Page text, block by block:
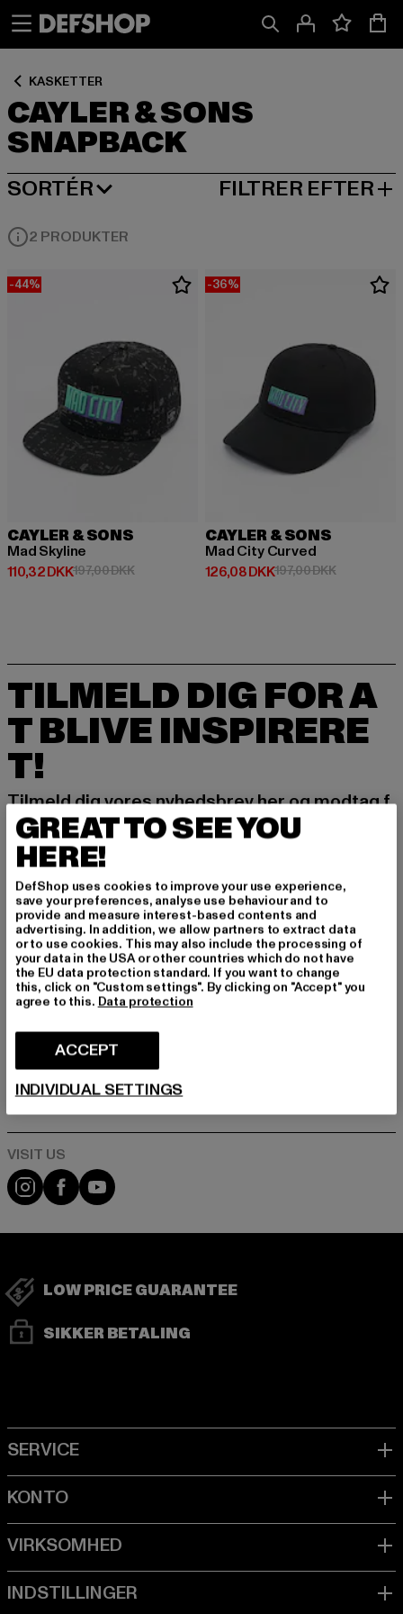
KASKETTER
CAYLER & SONS
SNAPBACK
SORTÉR
MEST POPULÆRE FILTRER EFTER
2 PRODUKTER
-44%
CAYLER & SONS
Mad Skyline
110,32 DKK
Nuværende pris: 110,32 DKK
197,00 DKKKampagnepris: 197,00 DKK
-36%
CAYLER & SONS
Mad City Curved
126,08 DKK
Nuværende pris: 126,08 DKK
197,00 DKK
TILMELD DIG FOR A
T BLIVE INSPIRERE
T!
Tilmeld dig vores nyhedsbrev her og modtag f
remtidige oplysninger om aktuelle trends, tilbu
d og kuponer fra DefShop via e-mail!
Hvilke produkter er du interesseret i?
MÆND
KVINDER
E-MAIL
Oplysninger om, hvordan DefShop håndterer dine data, kan findes i
vores privatlivspolitik. Du kan til enhver tid afmelde dig gratis.
Visit our Instagram page:
Visit our Facebook page:
Visit our YouTube channel:
LOW PRICE GUARANTEE
SIKKER BETALING
GREAT TO SEE YOU
HERE!
DefShop uses cookies to improve your use experience,
save your preferences, analyse use behaviour and to
provide and measure interest-based contents and
advertising. In addition, we allow partners to extract data
or to use cookies. This may also include the processing of
your data in the USA or other countries which do not have
the EU data protection standard. If you want to change
this, click on "Custom settings". By clicking on "Accept" you
agree to this. Data protection
ACCEPT
INDIVIDUAL SETTINGS